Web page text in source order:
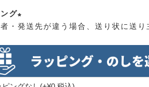
グ
(必
・発送先が違う場合、送り状に送り